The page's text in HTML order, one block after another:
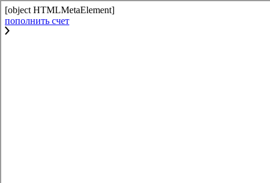
[object HTMLMetaElement]
пополнить счет